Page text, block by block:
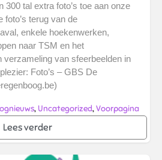
300 tal extra foto’s toe aan onze
foto’s terug van de
enkele hoekenwerken,
naar TSM en het
verzameling van sfeerbeelden in
Foto’s – GBS De
,Uncategorized,Voorpagina
Lees verder